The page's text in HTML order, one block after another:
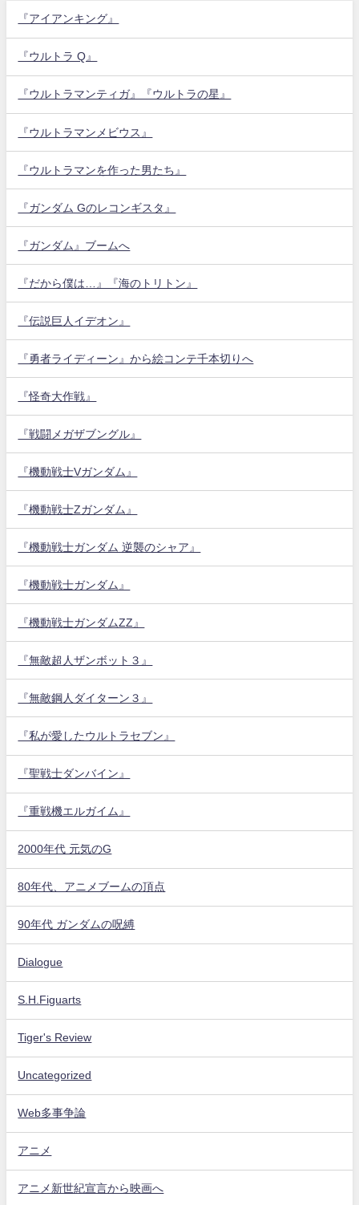
『アイアンキング』
『ウルトラ Q』
『ウルトラマンティガ』『ウルトラの星』
『ウルトラマンメビウス』
『ウルトラマンを作った男たち』
『ガンダム Gのレコンギスタ』
『ガンダム』ブームへ
『だから僕は…』『海のトリトン』
『伝説巨人イデオン』
『勇者ライディーン』から絵コンテ千本切りへ
『怪奇大作戦』
『戦闘メガザブングル』
『機動戦士Vガンダム』
『機動戦士Zガンダム』
『機動戦士ガンダム 逆襲のシャア』
『機動戦士ガンダム』
『機動戦士ガンダムZZ』
『無敵超人ザンボット３』
『無敵鋼人ダイターン３』
『私が愛したウルトラセブン』
『聖戦士ダンバイン』
『重戦機エルガイム』
2000年代 元気のG
80年代、アニメブームの頂点
90年代 ガンダムの呪縛
Dialogue
S.H.Figuarts
Tiger's Review
Uncategorized
Web多事争論
アニメ
アニメ新世紀宣言から映画へ